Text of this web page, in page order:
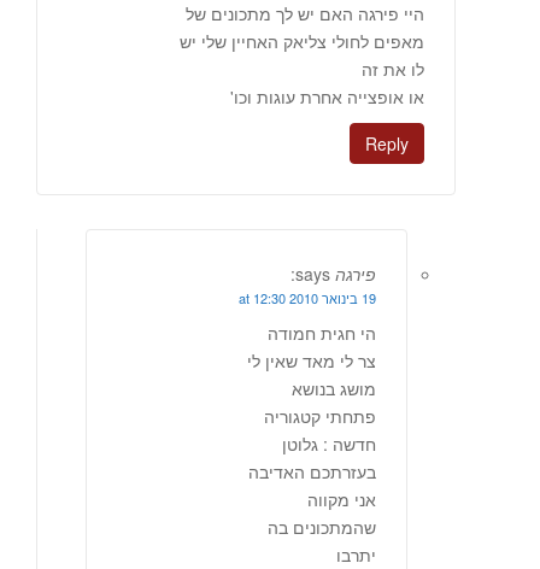
היי פירגה האם יש לך מתכונים של
מאפים לחולי צליאק האחיין שלי יש
לו את זה
או אופצייה אחרת עוגות וכו'
Reply
פירגה says:
19 בינואר 2010 at 12:30
הי חגית חמודה
צר לי מאד שאין לי
מושג בנושא
פתחתי קטגוריה
חדשה : גלוטן
בעזרתכם האדיבה
אני מקווה
שהמתכונים בה
יתרבו